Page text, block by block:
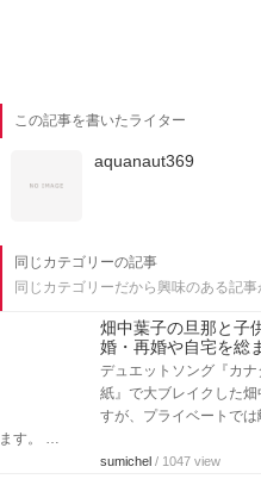
この記事を書いたライター
aquanaut369
同じカテゴリーの記事
同じカテゴリーだから興味のある記事
畑中葉子の旦那と子
婚・再婚や自宅を総
デュエットソング『カ
紙』で大ブレイクした
すが、プライベートでは
ます。 …
sumichel / 1047 view